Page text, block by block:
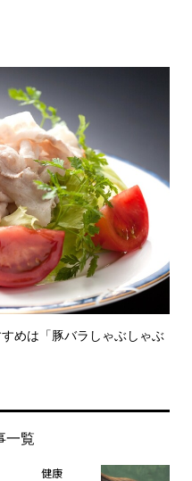
めは「豚バラしゃぶしゃぶ
一覧
健康